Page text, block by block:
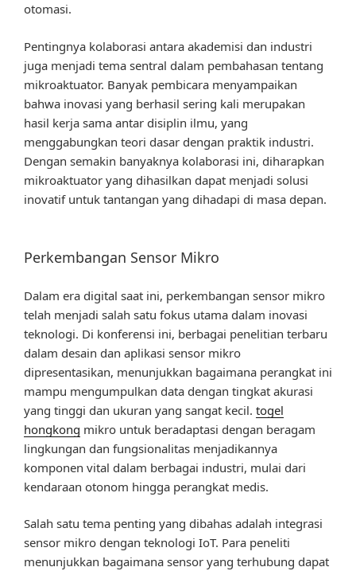
otomasi.
Pentingnya kolaborasi antara akademisi dan industri
juga menjadi tema sentral dalam pembahasan tentang
mikroaktuator. Banyak pembicara menyampaikan
bahwa inovasi yang berhasil sering kali merupakan
hasil kerja sama antar disiplin ilmu, yang
menggabungkan teori dasar dengan praktik industri.
Dengan semakin banyaknya kolaborasi ini, diharapkan
mikroaktuator yang dihasilkan dapat menjadi solusi
inovatif untuk tantangan yang dihadapi di masa depan.
Perkembangan Sensor Mikro
Dalam era digital saat ini, perkembangan sensor mikro
telah menjadi salah satu fokus utama dalam inovasi
teknologi. Di konferensi ini, berbagai penelitian terbaru
dalam desain dan aplikasi sensor mikro
dipresentasikan, menunjukkan bagaimana perangkat ini
mampu mengumpulkan data dengan tingkat akurasi
yang tinggi dan ukuran yang sangat kecil. togel
hongkong mikro untuk beradaptasi dengan beragam
lingkungan dan fungsionalitas menjadikannya
komponen vital dalam berbagai industri, mulai dari
kendaraan otonom hingga perangkat medis.
Salah satu tema penting yang dibahas adalah integrasi
sensor mikro dengan teknologi IoT. Para peneliti
menunjukkan bagaimana sensor yang terhubung dapat